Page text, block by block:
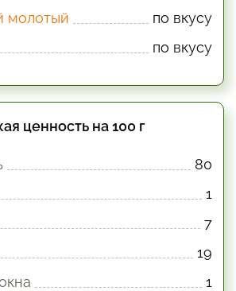
молотый
по вкусу
по вкусу
ценность на 100 г
80
1
7
19
1